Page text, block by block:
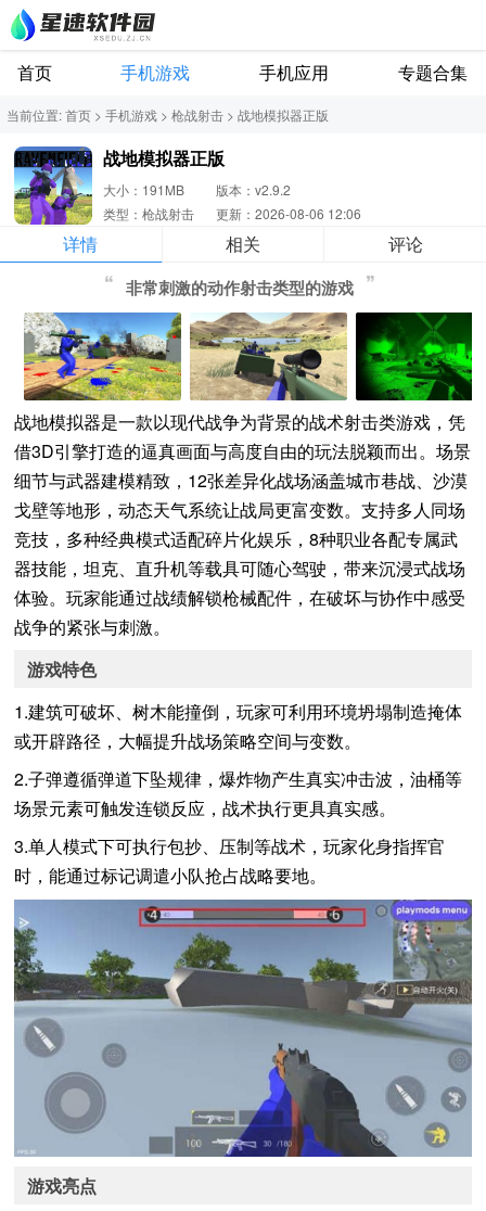
首页 手机游戏 手机应用 专题合集
当前位置:首页 > 手机游戏 > 枪战射击 > 战地模拟器正版
战地模拟器正版
大小：191MB
版本：v2.9.2
类型：枪战射击
更新：2026-08-06 12:06
详情 相关 评论
非常刺激的动作射击类型的游戏
战地模拟器是一款以现代战争为背景的战术射击类游戏，凭
借3D引擎打造的逼真画面与高度自由的玩法脱颖而出。场景
细节与武器建模精致，12张差异化战场涵盖城市巷战、沙漠
戈壁等地形，动态天气系统让战局更富变数。支持多人同场
竞技，多种经典模式适配碎片化娱乐，8种职业各配专属武
器技能，坦克、直升机等载具可随心驾驶，带来沉浸式战场
体验。玩家能通过战绩解锁枪械配件，在破坏与协作中感受
战争的紧张与刺激。
游戏特色
1.建筑可破坏、树木能撞倒，玩家可利用环境坍塌制造掩体
或开辟路径，大幅提升战场策略空间与变数。
2.子弹遵循弹道下坠规律，爆炸物产生真实冲击波，油桶等
场景元素可触发连锁反应，战术执行更具真实感。
3.单人模式下可执行包抄、压制等战术，玩家化身指挥官
时，能通过标记调遣小队抢占战略要地。
游戏亮点